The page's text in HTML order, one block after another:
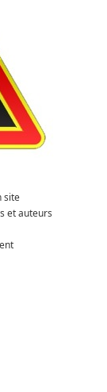
site
et auteurs